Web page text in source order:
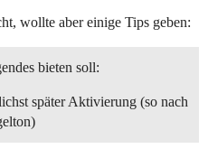
wollte aber einige Tips geben:
bieten soll:
später Aktivierung (so nach